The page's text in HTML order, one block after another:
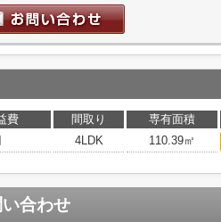
費 間取り 専有面積
4LDK 110.39㎡
合わせ